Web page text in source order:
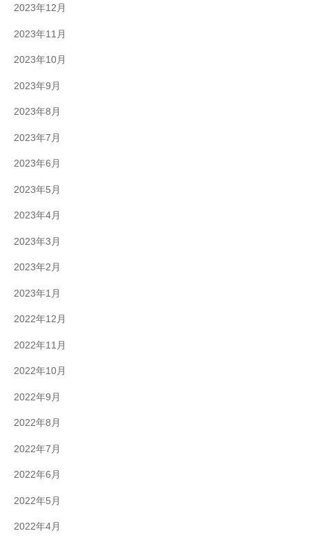
2023年12月
2023年11月
2023年10月
2023年9月
2023年8月
2023年7月
2023年6月
2023年5月
2023年4月
2023年3月
2023年2月
2023年1月
2022年12月
2022年11月
2022年10月
2022年9月
2022年8月
2022年7月
2022年6月
2022年5月
2022年4月